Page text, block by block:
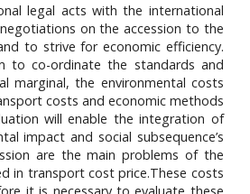
legal acts with the international
on the accession to the
to strive for economic efficiency.
to co-ordinate the standards and
marginal, the environmental costs
costs and economic methods
will enable the integration of
impact and social subsequence’s
are the main problems of the
in transport cost price.These costs